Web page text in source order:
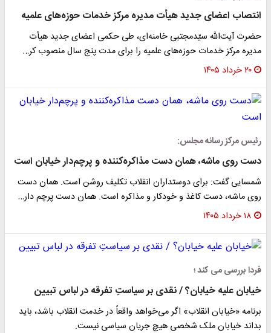
انتصاب اعضای جدید هیأت مدیره مرکز خدمات حوزه‌های علمیه
حضرت آیت‌الله سیّدمجتبی خامنه‌ای، طی حکمی اعضای جدید هیأت
مدیره‌ مرکز خدمات حوزه‌های علمیه را برای مدت پنج سال منصوب کر…
۲۰ خرداد ۱۴۰۵
رئیس مرکز رسانه مجلس:
دست روی ماشه، همان دست مذاکره‌کننده و پرچم‌دار خیابان است
شمسایی گفت: برای دوستداران انقلاب تکلیف روشن است. همان دست
روی ماشه، دست کاغذ و خودکار و مذاکره است. همان دست پرچم دار…
۱۸ خرداد ۱۴۰۵
فردا بررسی می کند ؛
خیابان علیه خیابان؟ / نقدی بر سیاستِ تفرقه در لباس تبیین
برنامه «خیابان انقلاب» اگر می‌خواهد واقعاً در خدمت انقلاب باشد، باید
بداند خیابان ملک شخصی هیچ جریان سیاسی نیست.